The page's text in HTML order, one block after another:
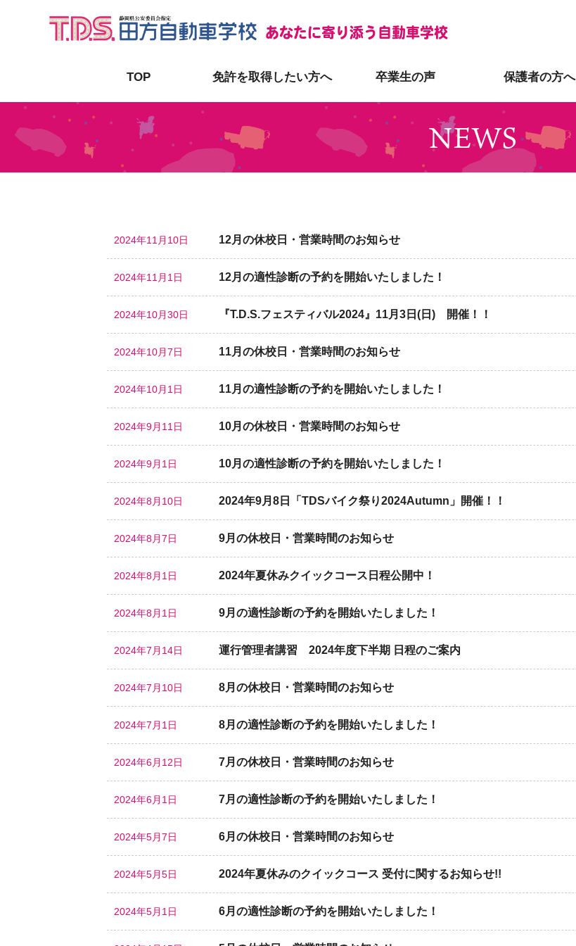
あなたに寄り添う自動車学校
TOP 免許を取得したい方へ 卒業生の声 保護者の方へ
NEWS
2024年11月10日 12月の休校日・営業時間のお知らせ
2024年11月1日 12月の適性診断の予約を開始いたしました！
2024年10月30日 『T.D.S.フェスティバル2024』11月3日(日) 開催！！
2024年10月7日 11月の休校日・営業時間のお知らせ
2024年10月1日 11月の適性診断の予約を開始いたしました！
2024年9月11日 10月の休校日・営業時間のお知らせ
2024年9月1日 10月の適性診断の予約を開始いたしました！
2024年8月10日 2024年9月8日「TDSバイク祭り2024Autumn」開催！！
2024年8月7日 9月の休校日・営業時間のお知らせ
2024年8月1日 2024年夏休みクイックコース日程公開中！
2024年8月1日 9月の適性診断の予約を開始いたしました！
2024年7月14日 運行管理者講習 2024年度下半期 日程のご案内
2024年7月10日 8月の休校日・営業時間のお知らせ
2024年7月1日 8月の適性診断の予約を開始いたしました！
2024年6月12日 7月の休校日・営業時間のお知らせ
2024年6月1日 7月の適性診断の予約を開始いたしました！
2024年5月7日 6月の休校日・営業時間のお知らせ
2024年5月5日 2024年夏休みのクイックコース 受付に関するお知らせ!!
2024年5月1日 6月の適性診断の予約を開始いたしました！